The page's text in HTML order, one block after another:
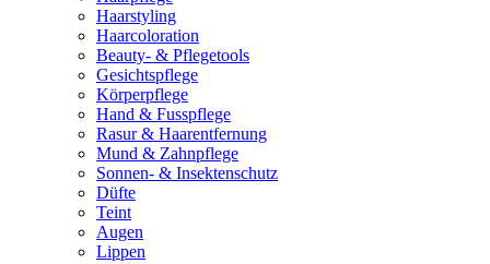
Haarstyling
Haarcoloration
Beauty- & Pflegetools
Gesichtspflege
Körperpflege
Hand & Fusspflege
Rasur & Haarentfernung
Mund & Zahnpflege
Sonnen- & Insektenschutz
Düfte
Teint
Augen
Lippen